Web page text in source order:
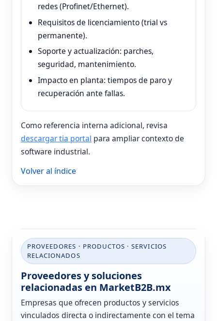
redes (Profinet/Ethernet).
Requisitos de licenciamiento (trial vs
permanente).
Soporte y actualización: parches,
seguridad, mantenimiento.
Impacto en planta: tiempos de paro y
recuperación ante fallas.
Como referencia interna adicional, revisa
descargar tia portal para ampliar contexto de
software industrial.
Volver al índice
PROVEEDORES · PRODUCTOS · SERVICIOS
RELACIONADOS
Proveedores y soluciones
relacionadas en MarketB2B.mx
Empresas que ofrecen productos y servicios
vinculados directa o indirectamente con el tema